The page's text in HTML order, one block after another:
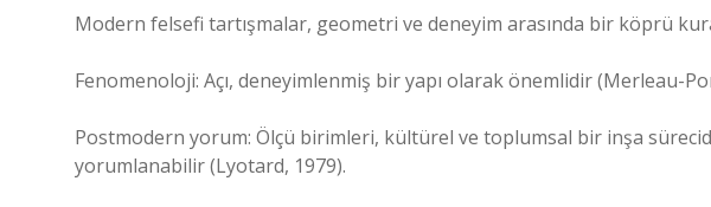
Modern felsefi tartışmalar, geometri ve deneyim arasında bir köprü
Fenomenoloji: Açı, deneyimlenmiş bir yapı olarak önemlidir (Merleau-
Postmodern yorum: Ölçü birimleri, kültürel ve toplumsal bir inşa
yorumlanabilir (Lyotard, 1979).